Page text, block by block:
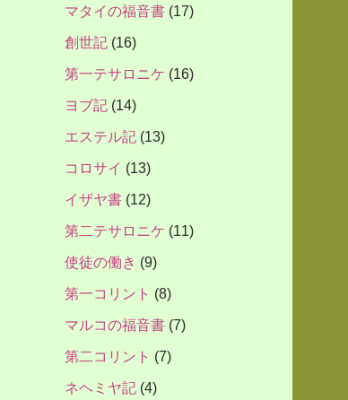
マタイの福音書 (17)
創世記 (16)
第一テサロニケ (16)
ヨブ記 (14)
エステル記 (13)
コロサイ (13)
イザヤ書 (12)
第二テサロニケ (11)
使徒の働き (9)
第一コリント (8)
マルコの福音書 (7)
第二コリント (7)
ネヘミヤ記 (4)